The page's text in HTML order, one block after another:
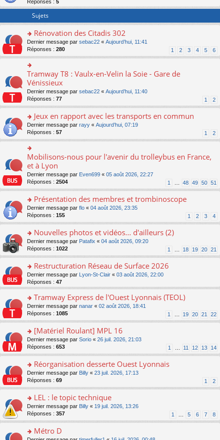
er
s
s
a
g
e
n
o
n
lu
le
pl
u
s
ré
c
e
Réponses : 5
Sujets
o
n
s
ult
er
le
m
e
s
s
a
g
e
o
n
lu
le
pl
u
s
ré
c
e
nt
Rénovation des Citadis 302
Dernier message par sebac22 « Aujourd’hui, 11:41
Réponses : 280 1 2 3 4 5 6
o
n
ult
er
le
m
e
s
s
a
g
e
n
o
n
lu
le
pl
u
c
e
nt
Tramway T8 : Vaulx-en-Velin la Soie - Gare de
Vénissieux
Dernier message par sebac22 « Aujourd’hui, 11:40
Réponses : 77 1 2
o
n
s
ult
er
le
m
e
s
s
a
g
e
n
lu
le
pl
u
s
ré
c
nt
Jeux en rapport avec les transports en commun
Dernier message par rayy « Aujourd’hui, 07:19
Réponses : 57 1 2
o
n
ult
er
le
m
e
s
s
a
g
e
n
o
n
lu
le
pl
u
s
ré
nt
Mobilisons-nous pour l'avenir du trolleybus en France,
et à Lyon
Dernier message par Even699 « 05 août 2026, 22:27
Réponses : 2504 1 48 49 50 51
o
n
s
ult
er
le
m
e
s
s
a
g
e
n
o
le
pl
u
s
ré
c
e
Présentation des membres et trombinoscope
Dernier message par flo « 04 août 2026, 23:35
Réponses : 155 1 2 3 4
o
n
s
ult
er
le
m
s
s
a
g
e
n
o
le
pl
u
s
ré
c
e
Nouvelles photos et vidéos... d'ailleurs (2)
Dernier message par Patafix « 04 août 2026, 09:20
Réponses : 1022 1 18 19 20 21
o
n
s
ult
er
le
s
s
a
g
e
n
o
le
pl
u
s
ré
c
Restructuration Réseau de Surface 2026
Dernier message par Lyon-St-Clair « 03 août 2026, 22:00
Réponses : 47
o
n
s
ult
er
le
m
e
s
s
a
g
n
o
n
lu
le
pl
Tramway Express de l'Ouest Lyonnais (TEOL)
Dernier message par nanar « 02 août 2026, 18:41
Réponses : 1085 1 19 20 21 22
o
n
s
ult
er
le
m
e
s
s
a
g
n
[Matériel Roulant] MPL 16
Dernier message par Sorio « 26 juil. 2026, 21:03
Réponses : 653 1 11 12 13 14
o
n
s
ult
er
le
m
e
s
Réorganisation desserte Ouest Lyonnais
Dernier message par Billy « 23 juil. 2026, 17:13
Réponses : 69 1 2
o
n
s
ult
er
LEL : le topic technique
Dernier message par Billy « 19 juil. 2026, 13:26
Réponses : 357 1 5 6 7 8
Métro D